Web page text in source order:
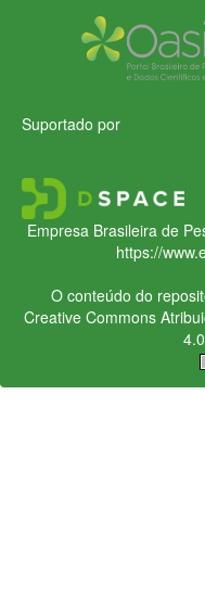
Suportado por
Empresa Brasileira de
https://
O conteúdo do
Creative Commons